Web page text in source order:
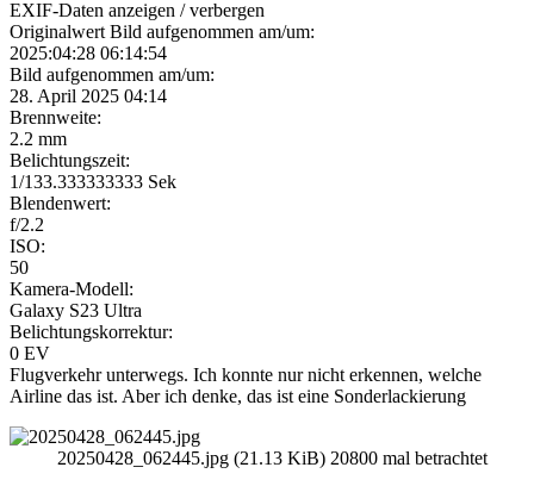
EXIF-Daten anzeigen / verbergen
Originalwert Bild aufgenommen am/um:
2025:04:28 06:14:54
Bild aufgenommen am/um:
28. April 2025 04:14
Brennweite:
2.2 mm
Belichtungszeit:
1/133.333333333 Sek
Blendenwert:
f/2.2
ISO:
50
Kamera-Modell:
Galaxy S23 Ultra
Belichtungskorrektur:
0 EV
Flugverkehr unterwegs. Ich konnte nur nicht erkennen, welche
Airline das ist. Aber ich denke, das ist eine Sonderlackierung
20250428_062445.jpg (21.13 KiB) 20800 mal betrachtet